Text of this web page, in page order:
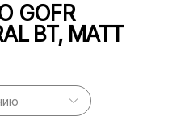
GOFR
BT, MATT